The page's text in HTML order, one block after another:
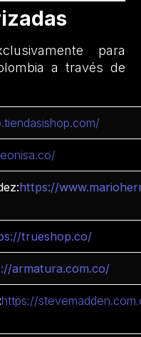
para
a través de
https://
trueshop.co/
armatura.com.co/
https://